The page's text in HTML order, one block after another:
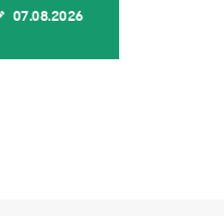
07.08.2026